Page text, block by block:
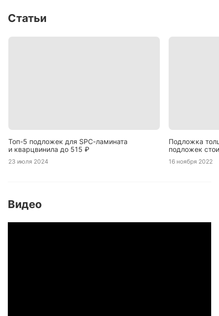
Статьи
Топ-5 подложек для SPC-ламината
и кварцвинила до 515 ₽
23 июля 2024
Подложка
подложек
16 ноября 2022
Видео